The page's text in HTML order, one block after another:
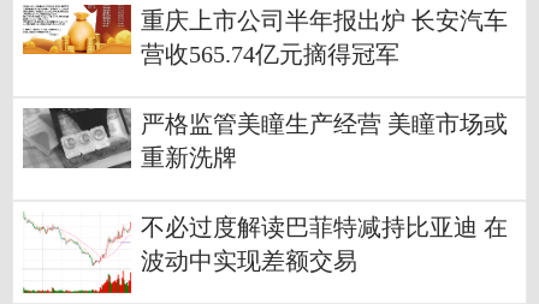
重庆上市公司半年报出炉 长安汽车
营收565.74亿元摘得冠军
严格监管美瞳生产经营 美瞳市场或
重新洗牌
不必过度解读巴菲特减持比亚迪 在
波动中实现差额交易